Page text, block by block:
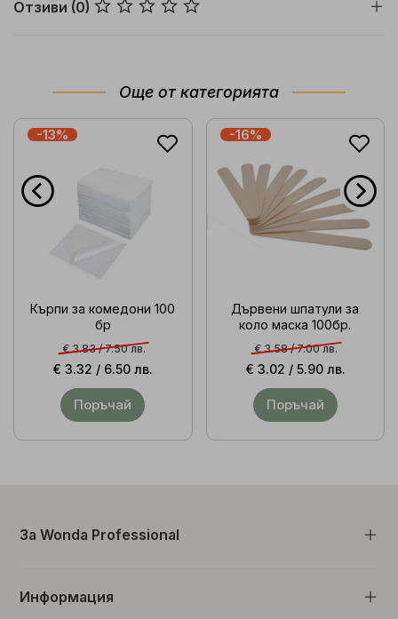
Отзиви (0)
Още от категорията
-13%
Кърпи за комедони 100
бр
€ 3.83 /7.50 лв.
€ 3.32 / 6.50 лв.
Поръчай
-16%
Дървени шпатули за
коло маска 100бр.
€ 3.58 /7.00 лв.
€ 3.02 / 5.90 лв.
Поръчай
За Wonda Professional
Информация